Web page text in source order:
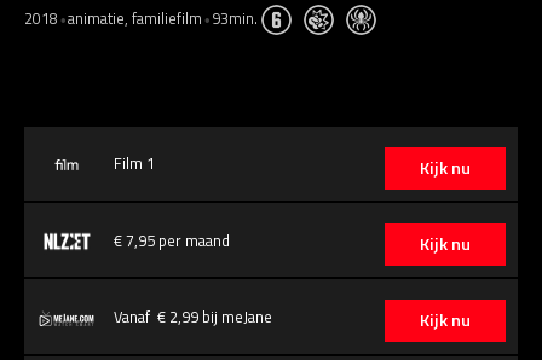
2018 animatie, familiefilm 93min.
Kijk nu
Film 1
Kijk nu
€ 7,95 per maand
Kijk nu
Vanaf € 2,99 bij meJane